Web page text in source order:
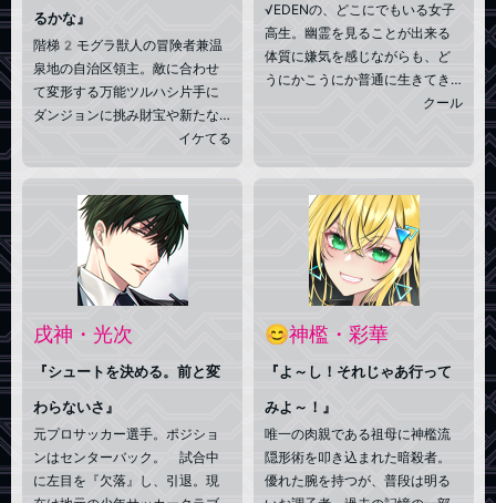
るかな』
階梯2モグラ獣人の冒険者兼温
泉地の自治区領主。敵に合わせ
て変形する万能ツルハシ片手に
ダンジョンに挑み財宝や新たな
温泉の源泉を探したりしてい
楽の起伏が少なく窮地にも動揺
せず対処する。趣味は発掘と湯
治。経営する温泉宿にはダンジ
ョンの影響か様々な効能の源泉
が複数あり一般人でも利用可
能。◆欠落は嗅覚、そして一定
以上の感情の高揚。
イケてる
√EDENの、どこにでもいる女子
高生。幽霊を見ることが出来る
体質に嫌気を感じながらも、ど
うにかこうにか普通に生きてき
た。はずだった。 身長15
クール
戌神・光次
『シュートを決める。前と変
わらないさ』
元プロサッカー選手。ポジショ
ンはセンターバック。 試合中
に左目を『欠落』し、引退。現
😊神檻・彩華
『よ～し！それじゃあ行って
みよ～！』
唯一の肉親である祖母に神檻流
隠形術を叩き込まれた暗殺者。
優れた腕を持つが、普段は明る